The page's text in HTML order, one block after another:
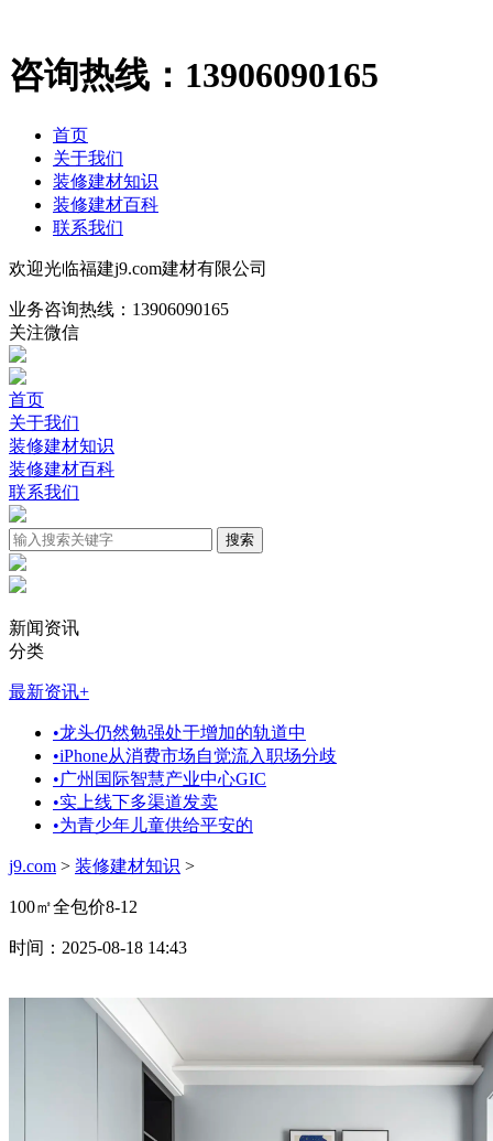
咨询热线： 13906090165
首页
关于我们
装修建材知识
装修建材百科
联系我们
欢迎光临福建j9.com建材有限公司
业务咨询热线： 13906090165
关注微信
首页
关于我们
装修建材知识
装修建材百科
联系我们
新闻资讯
分类
最新资讯+
•龙头仍然勉强处于增加的轨道中
•iPhone从消费市场自觉流入职场分歧
•广州国际智慧产业中心GIC
•实上线下多渠道发卖
•为青少年儿童供给平安的
j9.com > 装修建材知识 >
100㎡全包价8-12
时间：2025-08-18 14:43